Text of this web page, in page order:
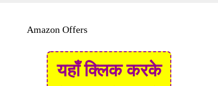
Amazon Offers
यहाँ क्लिक करके